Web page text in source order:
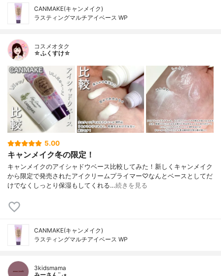
CANMAKE(キャンメイク)
ラスティングマルチアイベース WP
コスメオタク
☆ふくすけ☆
5.00
キャンメイク冬の限定！
キャンメイクのアイシャドウベース比較してみた！新しくキャンメイク
から限定で発売されたアイクリームプライマー♡なんとベースとしてだ
けでなくしっとり保湿もしてくれる…続きを見る
CANMAKE(キャンメイク)
ラスティングマルチアイベース WP
3kidsmama